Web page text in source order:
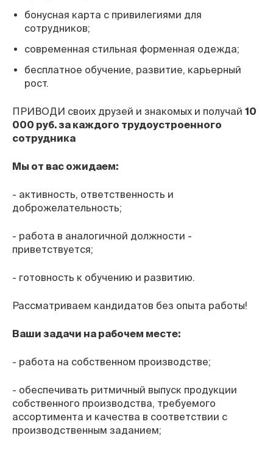
бонусная карта с привилегиями для
сотрудников;
современная стильная форменная одежда;
бесплатное обучение, развитие, карьерный
рост.
ПРИВОДИ своих друзей и знакомых и получай 10
000 руб. за каждого трудоустроенного
сотрудника
Мы от вас ожидаем:
- активность, ответственность и
доброжелательность;
- работа в аналогичной должности -
приветствуется;
- готовность к обучению и развитию.
Рассматриваем кандидатов без опыта работы!
Ваши задачи на рабочем месте:
- работа на собственном производстве;
- обеспечивать ритмичный выпуск продукции
собственного производства, требуемого
ассортимента и качества в соответствии с
производственным заданием;